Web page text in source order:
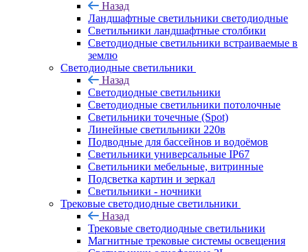
Назад
Ландшафтные светильники светодиодные
Светильники ландшафтные столбики
Светодиодные светильники встраиваемые в
землю
Светодиодные светильники
Назад
Светодиодные светильники
Светодиодные светильники потолочные
Светильники точечные (Spot)
Линейные светильники 220в
Подводные для бассейнов и водоёмов
Светильники универсальные IP67
Светильники мебельные, витринные
Подсветка картин и зеркал
Светильники - ночники
Трековые светодиодные светильники
Назад
Трековые светодиодные светильники
Магнитные трековые системы освещения